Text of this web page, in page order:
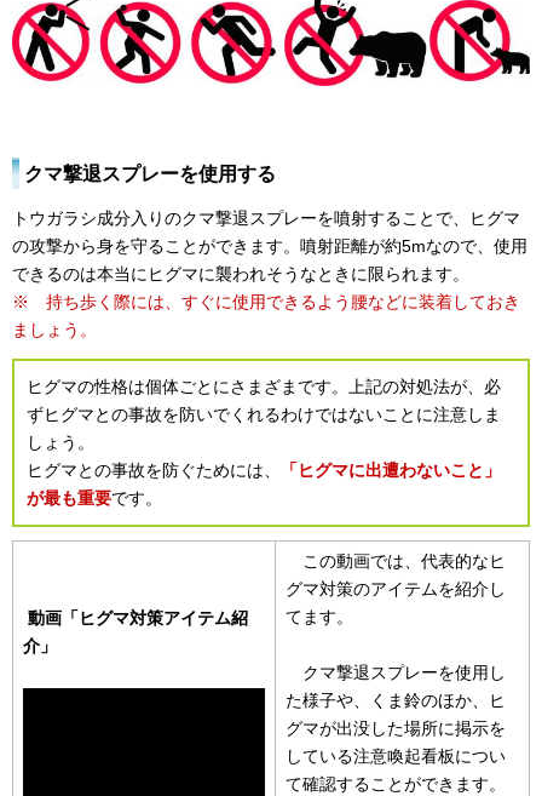
クマ撃退スプレーを使用する
トウガラシ成分入りのクマ撃退スプレーを噴射することで、ヒグマ
の攻撃から身を守ることができます。噴射距離が約5mなので、使用
できるのは本当にヒグマに襲われそうなときに限られます。
※ 持ち歩く際には、すぐに使用できるよう腰などに装着しておき
ましょう。
ヒグマの性格は個体ごとにさまざまです。上記の対処法が、必
ずヒグマとの事故を防いでくれるわけではないことに注意しま
しょう。
ヒグマとの事故を防ぐためには、
「ヒグマに出遭わないこと」
が最も重要です。
動画「ヒグマ対策アイテム紹
介 」
この動画では、代表的なヒ
グマ対策のアイテムを紹介し
てます。
クマ撃退スプレーを使用し
た様子や、くま鈴のほか、ヒ
グマが出没した場所に掲示を
している注意喚起看板につい
て確認することができます。